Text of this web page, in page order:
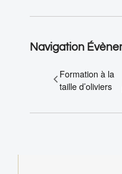
Navigation
Formation à la
taille d’oliviers